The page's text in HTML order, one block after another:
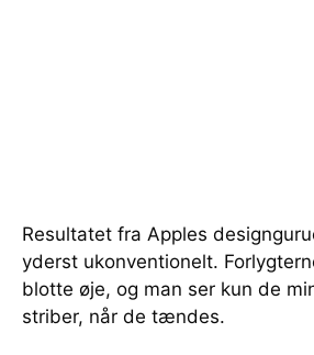
Resultatet fra Apples
yderst ukonventionelt.
blotte øje, og man ser kun de
striber, når de tændes.